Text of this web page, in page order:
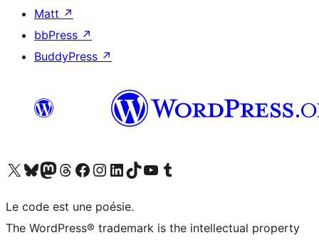
Matt ↗
bbPress ↗
BuddyPress ↗
Visitez notre compte X (précédemment Twitter)
Visiter notre compte Bluesky
Visiter notre compte Mastodon
Visiter notre compte Threads
Consulter notre compte Facebook
Consulter notre compte Instagram
Consulter notre compte LinkedIn
Visiter notre compte TokTok
Visiter notre chaîne YouTube
Visiter notre compte Tumblr
Le code est une poésie.
The WordPress® trademark is the intellectual property